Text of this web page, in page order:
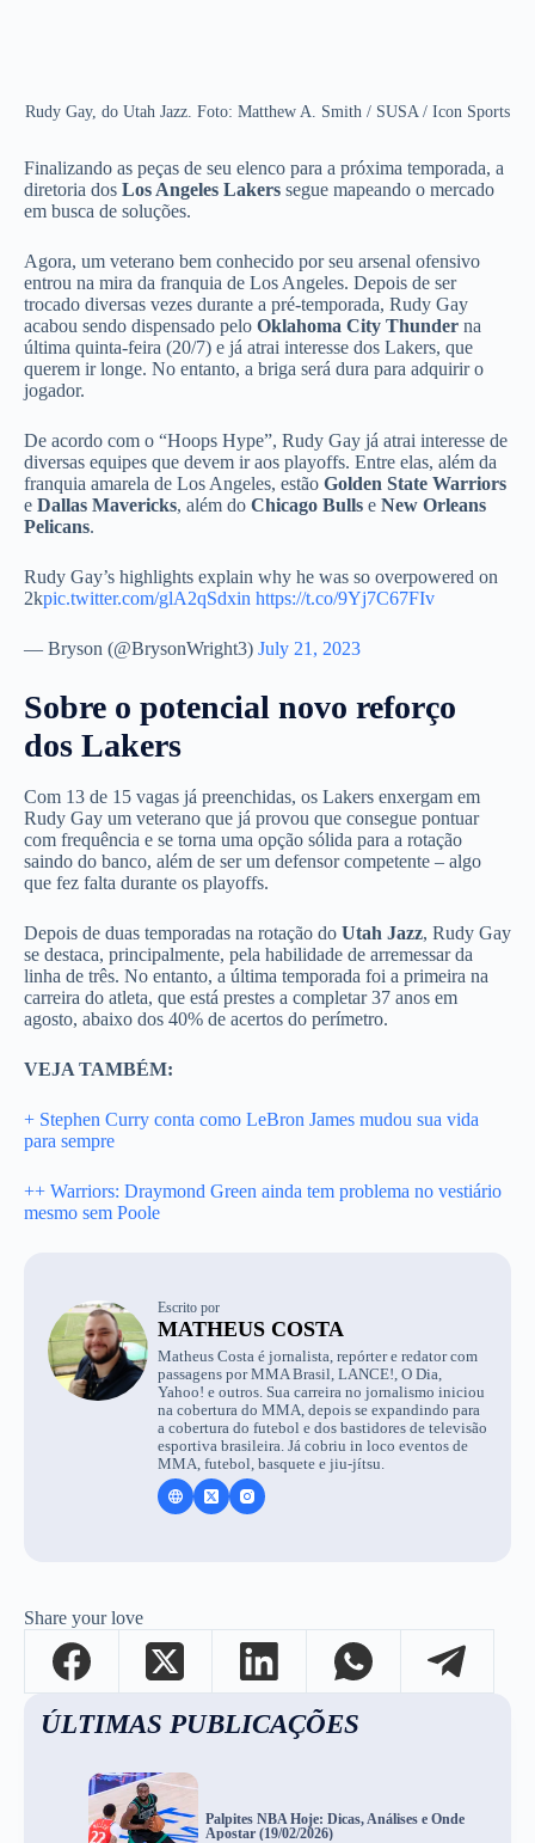
Rudy Gay, do Utah Jazz. Foto: Matthew A. Smith / SUSA / Icon Sports
Finalizando as peças de seu elenco para a próxima temporada, a
diretoria dos Los Angeles Lakers segue mapeando o mercado
em busca de soluções.
Agora, um veterano bem conhecido por seu arsenal ofensivo
entrou na mira da franquia de Los Angeles. Depois de ser
trocado diversas vezes durante a pré-temporada, Rudy Gay
acabou sendo dispensado pelo Oklahoma City Thunder na
última quinta-feira (20/7) e já atrai interesse dos Lakers, que
querem ir longe. No entanto, a briga será dura para adquirir o
jogador.
De acordo com o “Hoops Hype”, Rudy Gay já atrai interesse de
diversas equipes que devem ir aos playoffs. Entre elas, além da
franquia amarela de Los Angeles, estão Golden State Warriors
e Dallas Mavericks, além do Chicago Bulls e New Orleans
Pelicans.
Rudy Gay’s highlights explain why he was so overpowered on
2kpic.twitter.com/glA2qSdxin https://t.co/9Yj7C67FIv
— Bryson (@BrysonWright3) July 21, 2023
Sobre o potencial novo reforço
dos Lakers
Com 13 de 15 vagas já preenchidas, os Lakers enxergam em
Rudy Gay um veterano que já provou que consegue pontuar
com frequência e se torna uma opção sólida para a rotação
saindo do banco, além de ser um defensor competente – algo
que fez falta durante os playoffs.
Depois de duas temporadas na rotação do Utah Jazz, Rudy Gay
se destaca, principalmente, pela habilidade de arremessar da
linha de três. No entanto, a última temporada foi a primeira na
carreira do atleta, que está prestes a completar 37 anos em
agosto, abaixo dos 40% de acertos do perímetro.
VEJA TAMBÉM:
+ Stephen Curry conta como LeBron James mudou sua vida
para sempre
++ Warriors: Draymond Green ainda tem problema no vestiário
mesmo sem Poole
Escrito por
MATHEUS COSTA
Matheus Costa é jornalista, repórter e redator com
passagens por MMA Brasil, LANCE!, O Dia,
Yahoo! e outros. Sua carreira no jornalismo iniciou
na cobertura do MMA, depois se expandindo para
a cobertura do futebol e dos bastidores de televisão
esportiva brasileira. Já cobriu in loco eventos de
MMA, futebol, basquete e jiu-jítsu.
Share your love
ÚLTIMAS PUBLICAÇÕES
Palpites NBA Hoje: Dicas, Análises e Onde
Apostar (19/02/2026)